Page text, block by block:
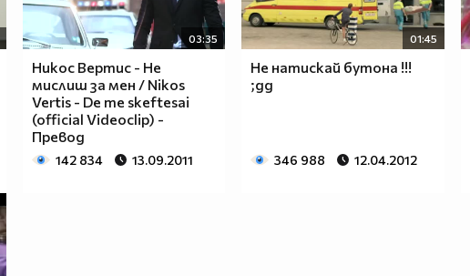
03:35
Никос Вертис - Не
мислиш за мен / Nikos
Vertis - De me skeftesai
(official Videoclip) -
Превод
142 834 13.09.2011
01:45
Не натискай бутона !!!
;дд
346 988 12.04.2012